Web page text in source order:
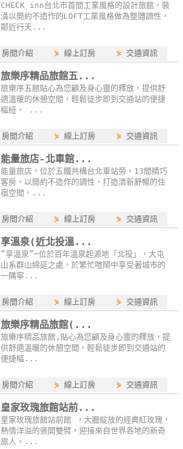
CHECK inn台北市首間工業風格的設計旅館，裝
潢以簡約不造作的LOFT工業風格做為整體調性，
鄰近行天...
房間介紹 ⋟線上訂房 ⋟ 交通資訊
旅樂序精品旅館五...
旅樂序五館貼心為您顧及身心靈的釋放，提供舒
適溫暖的休憩空間，輕鬆徒步即到交通站的便捷
樞紐， ...
房間介紹 ⋟線上訂房 ⋟ 交通資訊
能量旅店-北車館...
能量旅店，位於五鐵共構台北車站旁，13間精巧
客房，以簡約不造作的調性，打造清新舒暢的住
宿空間，...
房間介紹 ⋟線上訂房 ⋟ 交通資訊
享溫泉(近北投溫...
“享溫泉”─位於百年溫泉起源地「北投」，大屯
山系群山綿延之處，於繁忙喧鬧中享受著城市的
一隅寧...
房間介紹 ⋟線上訂房 ⋟ 交通資訊
旅樂序精品旅館(...
旅樂序精品旅館,貼心為您顧及身心靈的釋放，提
供舒適溫暖的休憩空間，輕鬆徒步即到交通站的
便捷樞...
房間介紹 ⋟線上訂房 ⋟ 交通資訊
皇家玫瑰旅館站前...
皇家玫瑰旅館站前館 ，大廳綻放的經典紅玫瑰，
熱情洋溢的張開雙臂，迎接來自世界各地的新奇
旅人。...